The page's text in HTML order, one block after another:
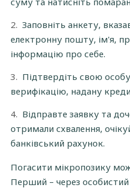
Заповніть анкету,
електронну пошту, ім'я,
інформацію про себе.
Підтвердіть свою
верифікацію, надану
Відправте заявку та
отримали схвалення,
банківський рахунок.
Погасити мікропозику
Перший – через особистий